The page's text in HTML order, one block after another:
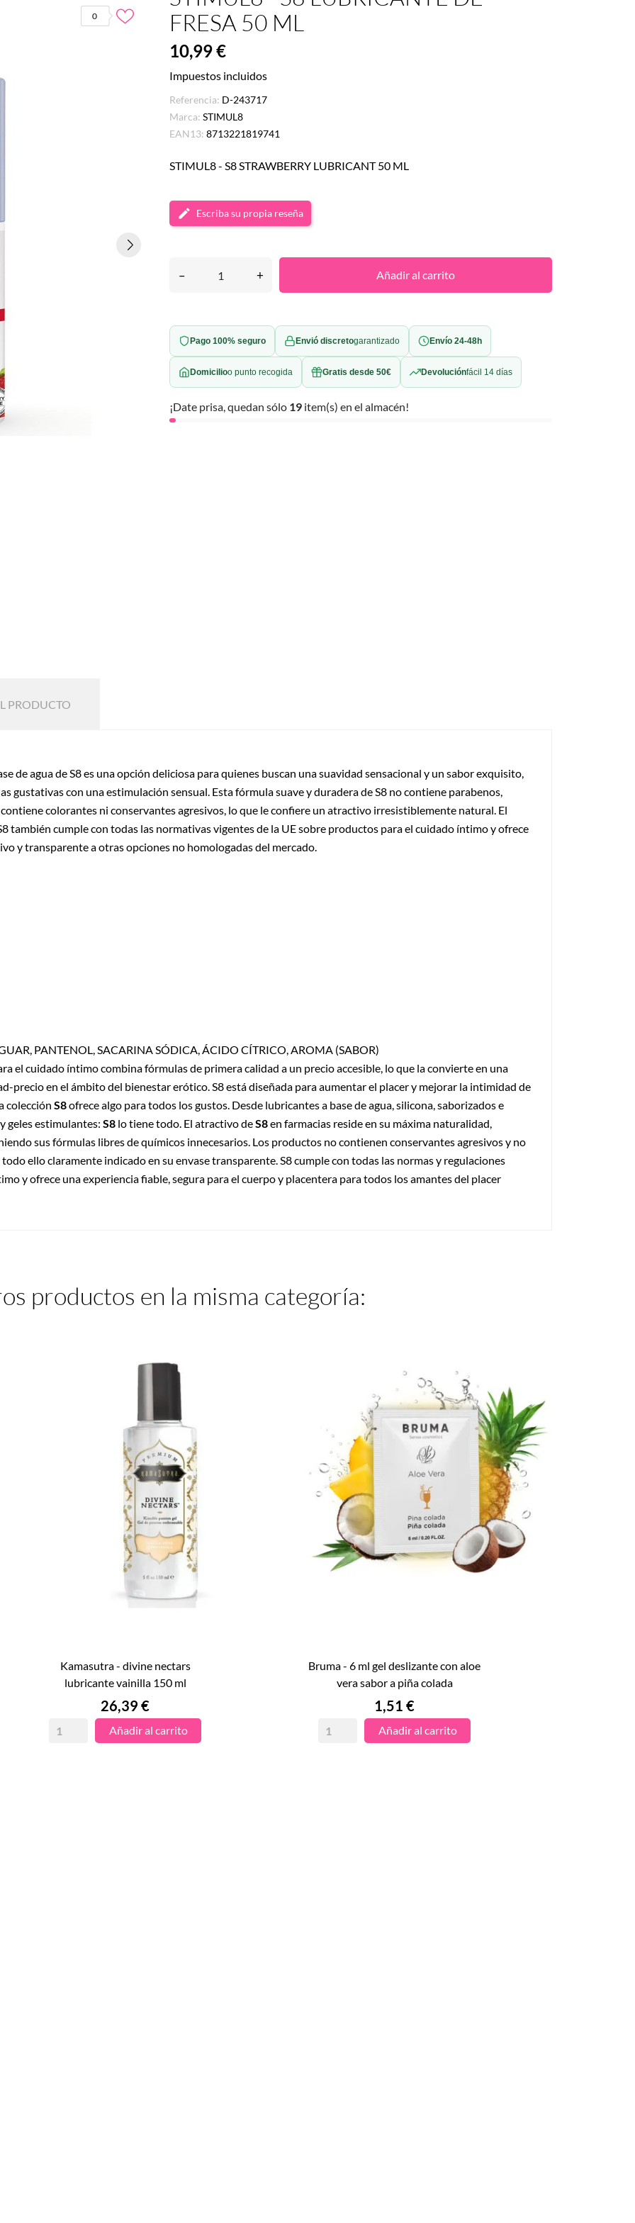
0
FRESA 50 ML
10,99 €
Impuestos incluidos
Referencia: D-243717
Marca: STIMUL8
EAN13: 8713221819741
STIMUL8 - S8 STRAWBERRY LUBRICANT 50 ML
Escriba su propia reseña
– + Añadir al carrito
Pago 100% seguro Envió discretogarantizado Envío 24-48h
Domicilioo punto recogida Gratis desde 50€ Devoluciónfácil 14 días
¡Date prisa, quedan sólo 19 item(s) en el almacén!
PRODUCTO
de agua de S8 es una opción deliciosa para quienes buscan una suavidad sensacional y un sabor exquisito,
gustativas con una estimulación sensual. Esta fórmula suave y duradera de S8 no contiene parabenos,
colorantes ni conservantes agresivos, lo que le confiere un atractivo irresistiblemente natural. El
también cumple con todas las normativas vigentes de la UE sobre productos para el cuidado íntimo y ofrece
y transparente a otras opciones no homologadas del mercado.
PANTENOL, SACARINA SÓDICA, ÁCIDO CÍTRICO, AROMA (SABOR)
el cuidado íntimo combina fórmulas de primera calidad a un precio accesible, lo que la convierte en una
precio en el ámbito del bienestar erótico. S8 está diseñada para aumentar el placer y mejorar la intimidad de
colección S8ofrece algo para todos los gustos. Desde lubricantes a base de agua, silicona, saborizados e
geles estimulantes: S8 lo tiene todo. El atractivo deS8en farmacias reside en su máxima naturalidad,
sus fórmulas libres de químicos innecesarios. Los productos no contienen conservantes agresivos y no
ello claramente indicado en su envase transparente. S8 cumple con todas las normas y regulaciones
y ofrece una experiencia fiable, segura para el cuerpo y placentera para todos los amantes del placer
productos en la misma categoría:
VISTA RÁPIDA
kamasutra - divine nectars
lubricante vainilla 150 ml
Precio
26,39 €
Añadir al carrito
VISTA RÁPIDA
bruma - 6 ml gel deslizante con aloe
vera sabor a piña colada
Precio
1,51 €
Añadir al carrito